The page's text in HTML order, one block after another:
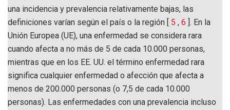
una incidencia y prevalencia relativamente bajas, las
definiciones varían según el país o la región [ 5 , 6 ]. En la
Unión Europea (UE), una enfermedad se considera rara
cuando afecta a no más de 5 de cada 10.000 personas,
mientras que en los EE. UU. el término enfermedad rara
significa cualquier enfermedad o afección que afecta a
menos de 200.000 personas (o 7,5 de cada 10.000
personas). Las enfermedades con una prevalencia incluso